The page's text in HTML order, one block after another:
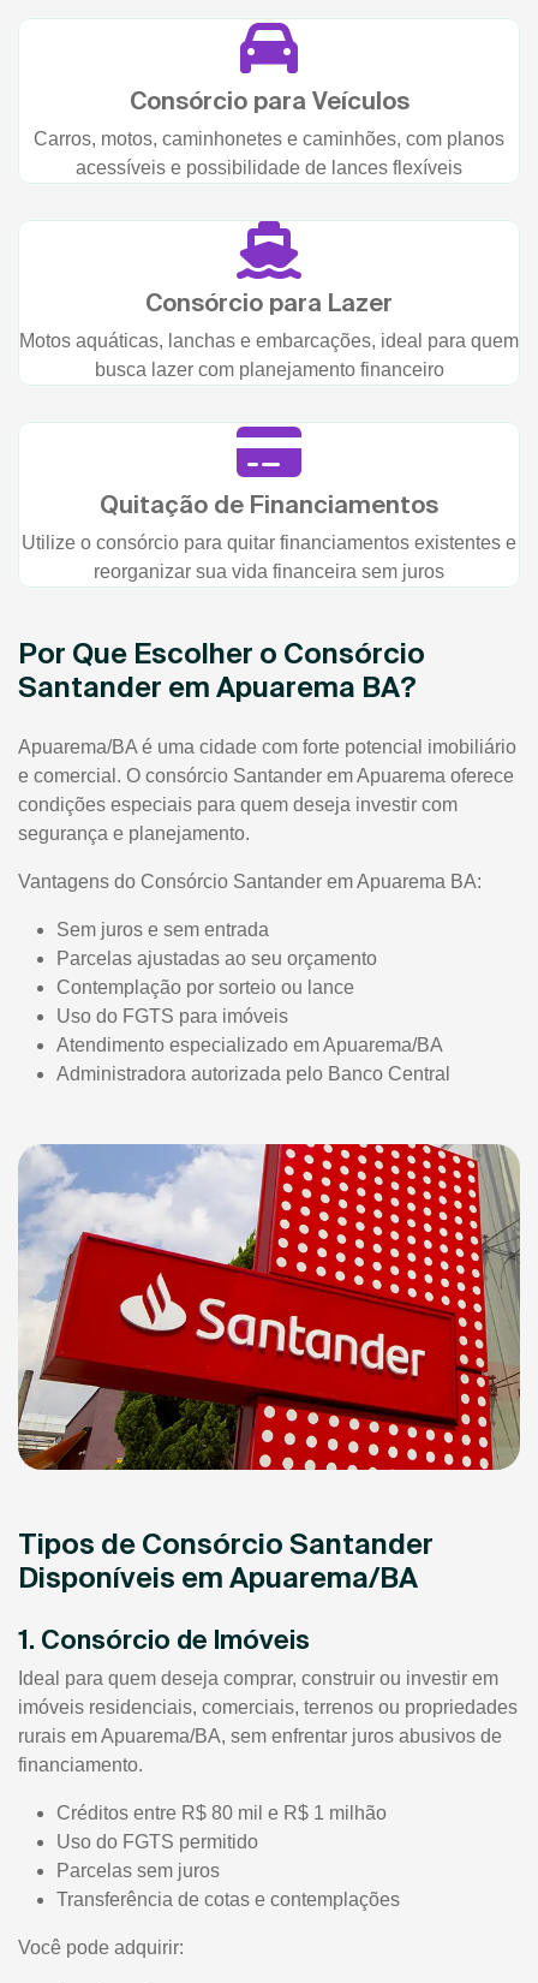
Consórcio para Veículos
Carros, motos, caminhonetes e caminhões, com planos
acessíveis e possibilidade de lances flexíveis
Consórcio para Lazer
Motos aquáticas, lanchas e embarcações, ideal para quem
busca lazer com planejamento financeiro
Quitação de Financiamentos
Utilize o consórcio para quitar financiamentos existentes e
reorganizar sua vida financeira sem juros
Por Que Escolher o Consórcio
Santander em Apuarema BA?
Apuarema/BA é uma cidade com forte potencial imobiliário
e comercial. O consórcio Santander em Apuarema oferece
condições especiais para quem deseja investir com
segurança e planejamento.
Vantagens do Consórcio Santander em Apuarema BA:
Sem juros e sem entrada
Parcelas ajustadas ao seu orçamento
Contemplação por sorteio ou lance
Uso do FGTS para imóveis
Atendimento especializado em Apuarema/BA
Administradora autorizada pelo Banco Central
Tipos de Consórcio Santander
Disponíveis em Apuarema/BA
1. Consórcio de Imóveis
Ideal para quem deseja comprar, construir ou investir em
imóveis residenciais, comerciais, terrenos ou propriedades
rurais em Apuarema/BA, sem enfrentar juros abusivos de
financiamento.
Créditos entre R$ 80 mil e R$ 1 milhão
Uso do FGTS permitido
Parcelas sem juros
Transferência de cotas e contemplações
Você pode adquirir: